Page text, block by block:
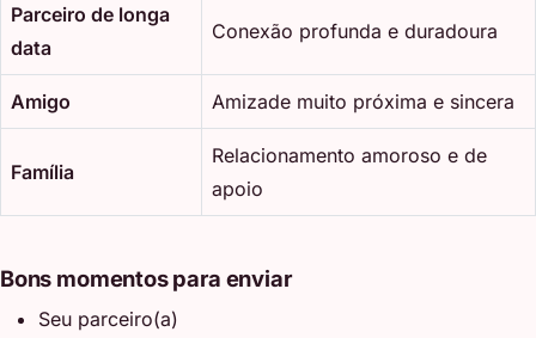
Parceiro de longa
data
Conexão profunda e duradoura
Amigo Amizade muito próxima e sincera
Família
Relacionamento amoroso e de
apoio
Bons momentos para enviar
Seu parceiro(a)